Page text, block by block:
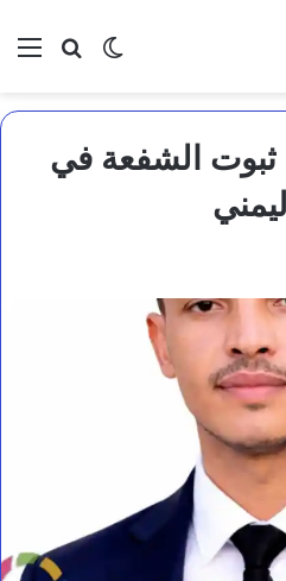
بحثالوضع
ثبوت الشفعة في